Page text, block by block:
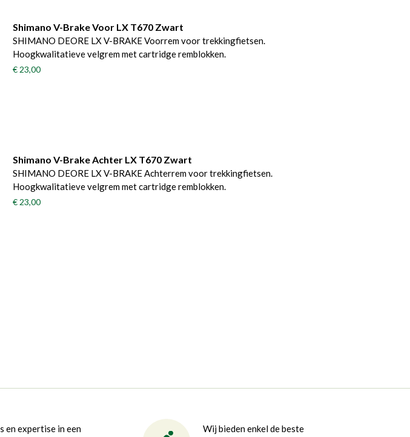
Shimano V-Brake Voor LX T670 Zwart
SHIMANO DEORE LX V-BRAKE Voorrem voor trekkingfietsen.
Hoogkwalitatieve velgrem met cartridge remblokken.
€ 23,00
Shimano V-Brake Achter LX T670 Zwart
SHIMANO DEORE LX V-BRAKE Achterrem voor trekkingfietsen.
Hoogkwalitatieve velgrem met cartridge remblokken.
€ 23,00
en expertise in een
Wij bieden enkel de beste